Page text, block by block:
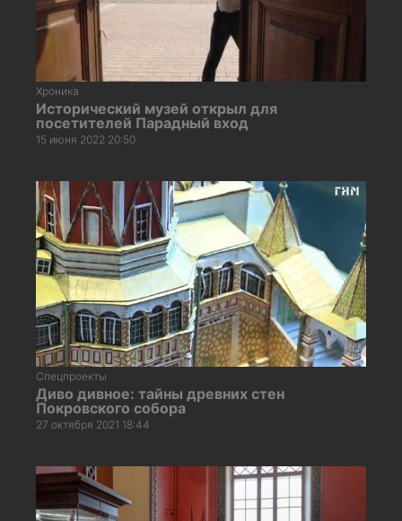
Хроника
Исторический музей открыл для
посетителей Парадный вход
15 июня 2022 20:50
Спецпроекты
Диво дивное: тайны древних стен
Покровского собора
27 октября 2021 18:44